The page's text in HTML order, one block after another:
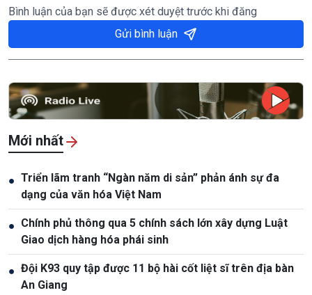
Bình luận của bạn sẽ được xét duyệt trước khi đăng
Gửi bình luận
Mới nhất
● Triển lãm tranh “Ngàn năm di sản” phản ánh sự đa
dạng của văn hóa Việt Nam
● Chính phủ thông qua 5 chính sách lớn xây dựng Luật
Giao dịch hàng hóa phái sinh
● Đội K93 quy tập được 11 bộ hài cốt liệt sĩ trên địa bàn
An Giang